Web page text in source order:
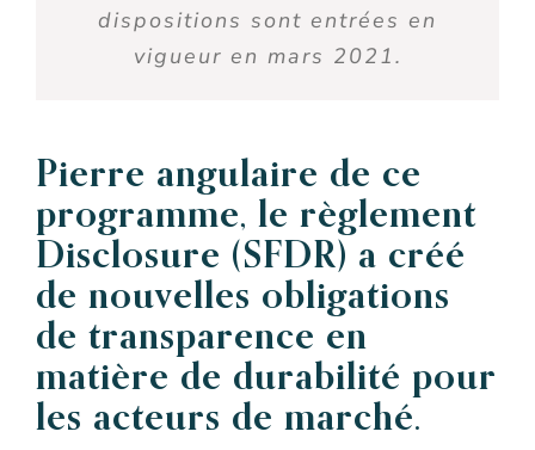
dispositions sont entrées en
vigueur en mars 2021.
Pierre angulaire de ce
programme, le règlement
Disclosure (SFDR) a créé
de nouvelles obligations
de transparence en
matière de durabilité pour
les acteurs de marché.